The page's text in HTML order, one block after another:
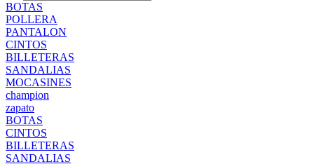
BOTAS
POLLERA
PANTALON
CINTOS
BILLETERAS
SANDALIAS
MOCASINES
champion
zapato
BOTAS
CINTOS
BILLETERAS
SANDALIAS